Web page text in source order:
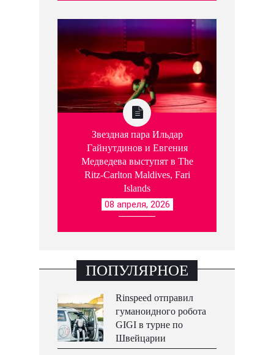
Звездная пара Ильдар
Гайнутдинов и Евгения
Медведева выступят в The
Ritz-Carlton Maldives, Fari
Islands
08 апреля, 2026
ПОПУЛЯРНОЕ
Rinspeed отправил
гуманоидного робота
GIGI в турне по
Швейцарии